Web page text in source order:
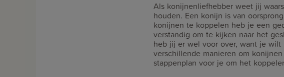
Als konijnenliefhebber weet jij
houden. Een konijn is van
konijnen te koppelen heb je een
verstandig om te kijken naar het
heb jij er wel voor over, want je
verschillende manieren om
stappenplan voor je om het